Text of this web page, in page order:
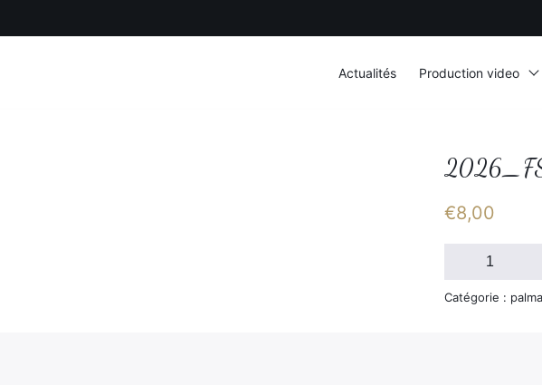
€8,00
quantité
Catégorie :
Actualités Production video